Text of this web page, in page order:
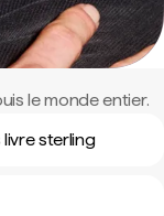
le monde entier.
livre sterling